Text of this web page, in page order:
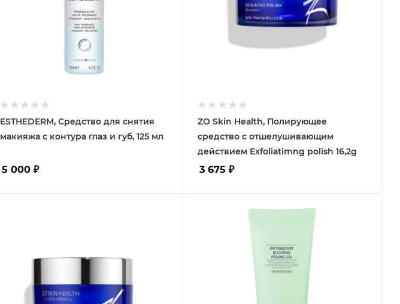
ESTHEDERM, Средство для снятия
макияжа с контура глаз и губ, 125 мл
5 000₽
ZO Skin Health, Полирующее
средство с отшелушивающим
действием Exfoliatimng polish 16,2g
3 675 ₽